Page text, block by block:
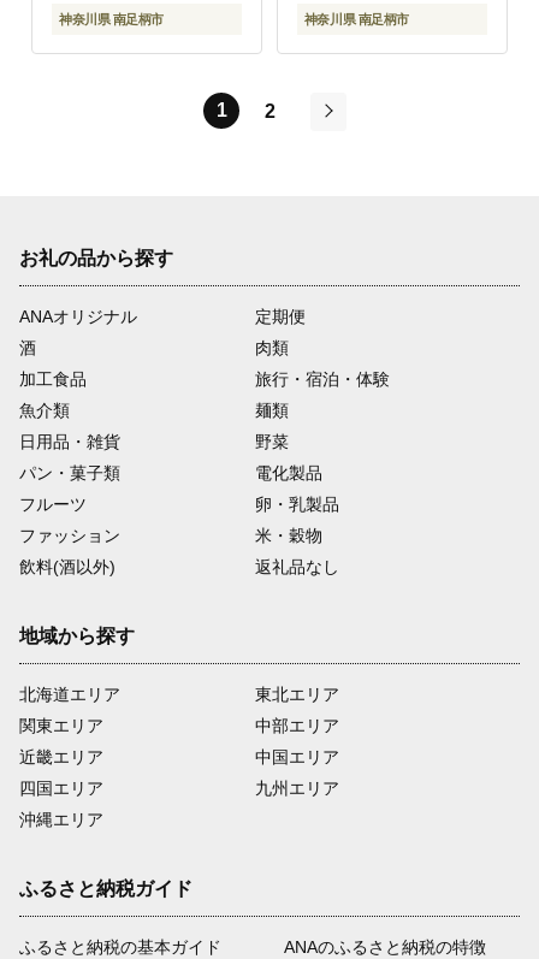
神奈川県 南足柄市 神奈川県 南足柄市
1
2
お礼の品から探す
ANAオリジナル
定期便
酒
肉類
加工食品
旅行・宿泊・体験
魚介類
麺類
日用品・雑貨
野菜
パン・菓子類
電化製品
フルーツ
卵・乳製品
ファッション
米・穀物
飲料(酒以外)
返礼品なし
地域から探す
北海道エリア
関東エリア
近畿エリア
四国エリア
沖縄エリア
東北エリア
中部エリア
中国エリア
九州エリア
ふるさと納税ガイド
ふるさと納税の基本ガイド
ANAのふるさと納税の特徴